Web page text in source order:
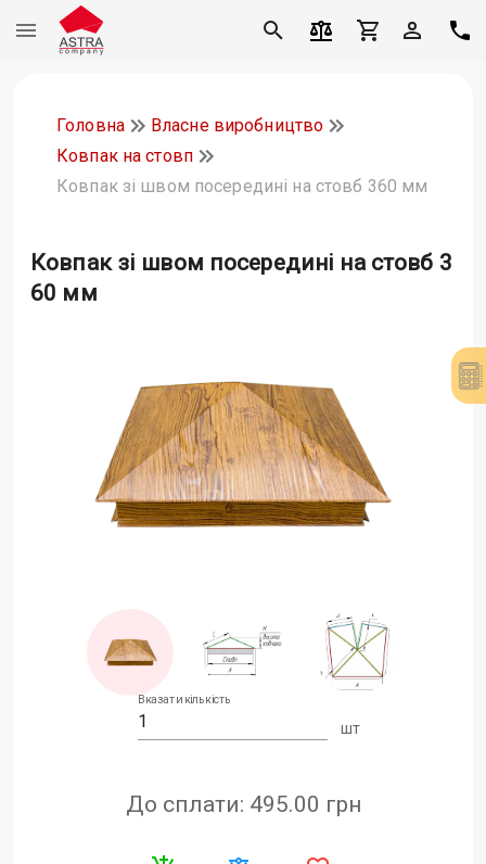
Головна
Власне виробництво
Ковпак на стовп
Ковпак зі швом посередині на стовб 360 мм
Ковпак зі швом посередині на стовб 3
60 мм
Вказати кількість
шт
До сплати: 495.00 грн